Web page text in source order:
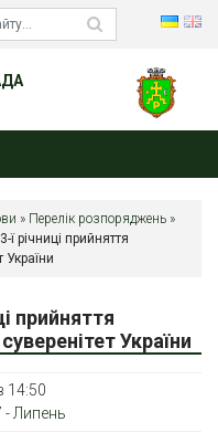
» Перелік розпоряджень »
річниці прийняття
України
прийняття
України
14:50
- Липень